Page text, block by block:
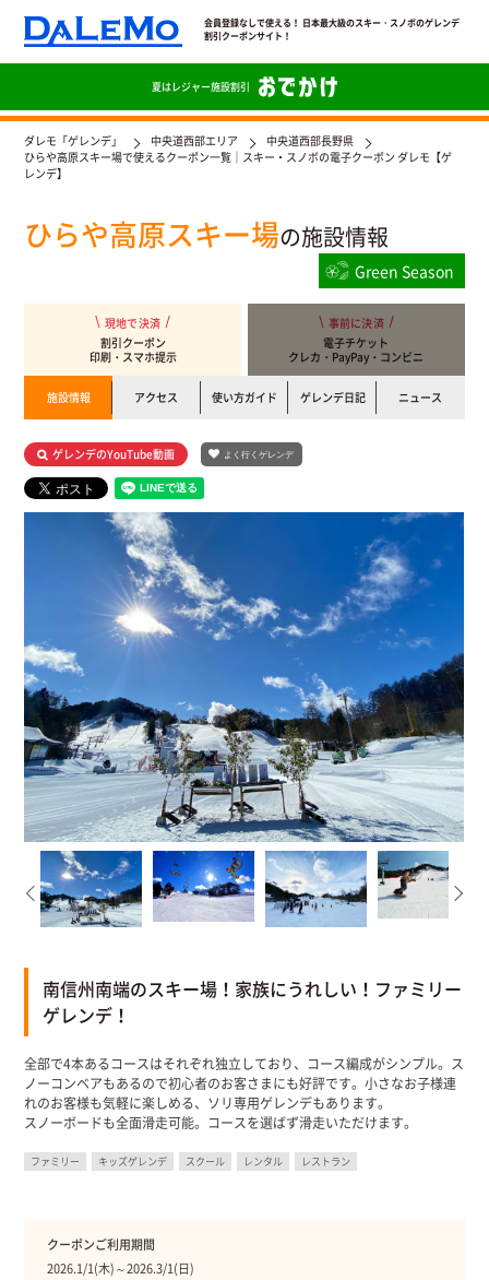
会員登録なしで使える！ 日本最大級のスキー・スノボのゲレンデ
割引クーポンサイト！
夏はレジャー施設割引
ダレモ「ゲレンデ」 中央道西部エリア
中央道西部長野県
ひらや高原スキー場で使えるクーポン一覧｜スキー・スノボの電子クーポン ダレモ【ゲ
レンデ】
ひらや高原スキー場の施設情報
Green Season
現地で決済
割引クーポン
印刷・スマホ提示
事前に決済
電子チケット
クレカ・PayPay・コンビニ
施設情報 アクセス 使い方ガイド ゲレンデ日記 ニュース
ゲレンデのYouTube動画 よく行くゲレンデ
南信州南端のスキー場！家族にうれしい！ファミリー
ゲレンデ！
全部で4本あるコースはそれぞれ独立しており、コース編成がシンプル。ス
ノーコンベアもあるので初心者のお客さまにも好評です。小さなお子様連
れのお客様も気軽に楽しめる、ソリ専用ゲレンデもあります。
スノーボードも全面滑走可能。コースを選ばず滑走いただけます。
ファミリー キッズゲレンデ スクール レンタル レストラン
クーポンご利用期間
2026.1/1(木)～2026.3/1(日)